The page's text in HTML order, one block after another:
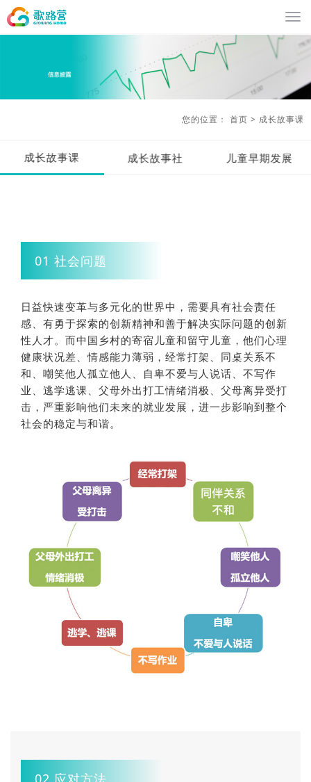
您的位置： 首页 > 成长故事课
成长故事课 成长故事社 儿童早期发展
01 社会问题
日益快速变革与多元化的世界中，需要具有社会责任
感、有勇于探索的创新精神和善于解决实际问题的创新
性人才。而中国乡村的寄宿儿童和留守儿童，他们心理
健康状况差、情感能力薄弱，经常打架、同桌关系不
和、嘲笑他人孤立他人、自卑不爱与人说话、不写作
业、逃学逃课、父母外出打工情绪消极、父母离异受打
击，严重影响他们未来的就业发展，进一步影响到整个
社会的稳定与和谐。
02 应对方法